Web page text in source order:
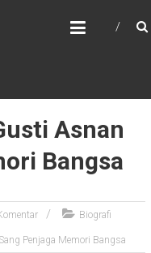
Asnan
Bangsa
Biografi
Penjaga Memori Bangsa